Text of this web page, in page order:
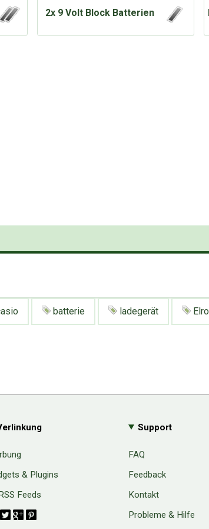
2x 9 Volt Block Batterien
batterie ladegerät Elro
& Plugins
Feeds
Support
FAQ
Feedback
Kontakt
Probleme & Hilfe